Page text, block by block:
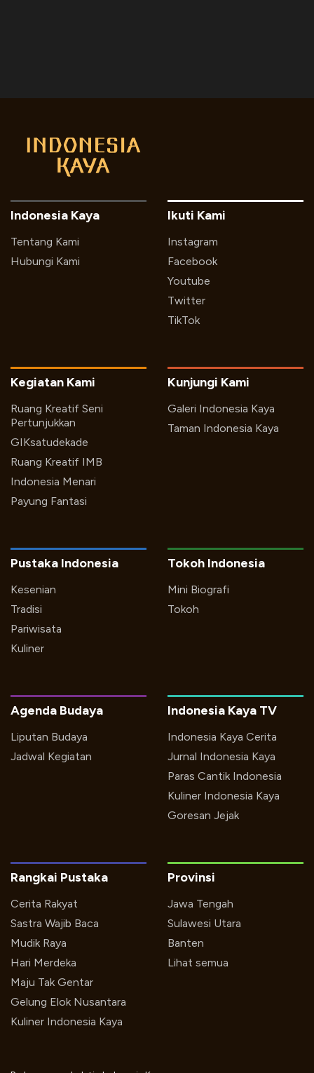
Indonesia Kaya
Tentang Kami
Hubungi Kami
Ikuti Kami
Instagram
Facebook
Youtube
Twitter
TikTok
Kegiatan Kami
Ruang Kreatif Seni
Pertunjukkan
GIKsatudekade
Ruang Kreatif IMB
Indonesia Menari
Payung Fantasi
Kunjungi Kami
Galeri Indonesia Kaya
Taman Indonesia Kaya
Pustaka Indonesia
Kesenian
Tradisi
Pariwisata
Kuliner
Tokoh Indonesia
Mini Biografi
Tokoh
Indonesia Kaya TV
Indonesia Kaya Cerita
Jurnal Indonesia Kaya
Paras Cantik Indonesia
Kuliner Indonesia Kaya
Goresan Jejak
Agenda Budaya
Liputan Budaya
Jadwal Kegiatan
Rangkai Pustaka
Cerita Rakyat
Sastra Wajib Baca
Mudik Raya
Hari Merdeka
Maju Tak Gentar
Gelung Elok Nusantara
Kuliner Indonesia Kaya
Provinsi
Jawa Tengah
Sulawesi Utara
Banten
Lihat semua